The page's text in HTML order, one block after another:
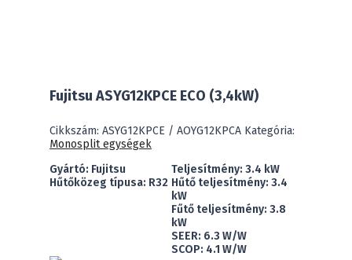
Fujitsu ASYG12KPCE ECO (3,4kW)
Cikkszám: ASYG12KPCE / AOYG12KPCA Kategória:
Monosplit egységek
Gyártó: Fujitsu
Hűtőközeg típusa: R32
Teljesítmény: 3.4 kW
Hűtő teljesítmény: 3.4
kW
Fűtő teljesítmény: 3.8
kW
SEER: 6.3 W/W
SCOP: 4.1 W/W